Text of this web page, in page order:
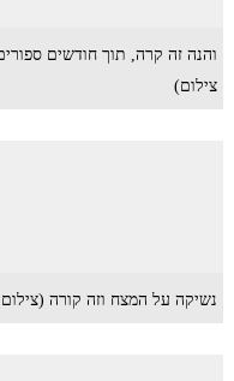
והנה זה קרה, תוך חודשים
צילום)
נשיקה על המצח וזה קורה